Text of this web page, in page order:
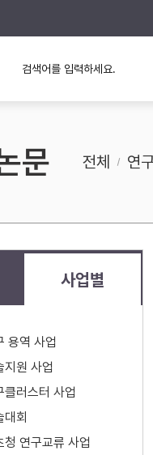
오늘
사료와 문학
고대
조선 후기
근대
검색 연산자 사용안내
연산자
AND
OR 정조 OR 정약용
문 전체 연
사업별
용역 사업
지원 사업
클러스터 사업
회
청 연구교류 사업